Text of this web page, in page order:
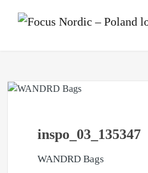
inspo_03_135347
WANDRD Bags